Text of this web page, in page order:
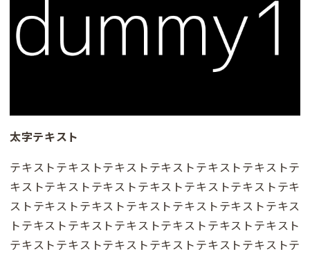
太字テキスト
テキストテキストテキストテキストテキストテキストテ
キストテキストテキストテキストテキストテキストテキ
ストテキストテキストテキストテキストテキストテキス
トテキストテキストテキストテキストテキストテキスト
テキストテキストテキストテキストテキストテキストテ